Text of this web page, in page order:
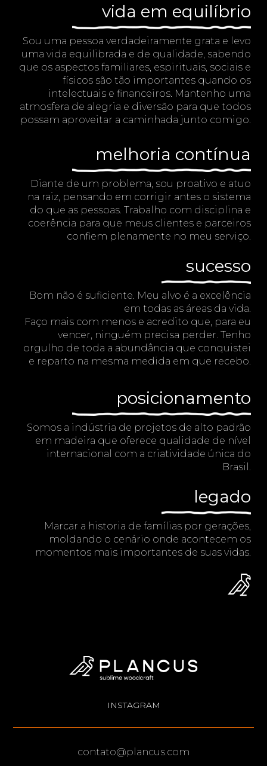
vida em equilíbrio
Sou uma pessoa verdadeiramente grata e levo
uma vida equilibrada e de qualidade, sabendo
que os aspectos familiares, espirituais, sociais e
físicos são tão importantes quando os
intelectuais e financeiros. Mantenho uma
atmosfera de alegria e diversão para que todos
possam aproveitar a caminhada junto comigo.
melhoria contínua
Diante de um problema, sou proativo e atuo
na raiz, pensando em corrigir antes o sistema
do que as pessoas. Trabalho com disciplina e
coerência para que meus clientes e parceiros
confiem plenamente no meu serviço.
sucesso
Bom não é suficiente. Meu alvo é a excelência
em todas as áreas da vida.
Faço mais com menos e acredito que, para eu
vencer, ninguém precisa perder. Tenho
orgulho de toda a abundância que conquistei
e reparto na mesma medida em que recebo.
posicionamento
Somos a indústria de projetos de alto padrão
em madeira que oferece qualidade de nível
internacional com a criatividade única do
Brasil.
legado
Marcar a historia de famílias por gerações,
moldando o cenário onde acontecem os
momentos mais importantes de suas vidas.
INSTAGRAM
contato@plancus.com